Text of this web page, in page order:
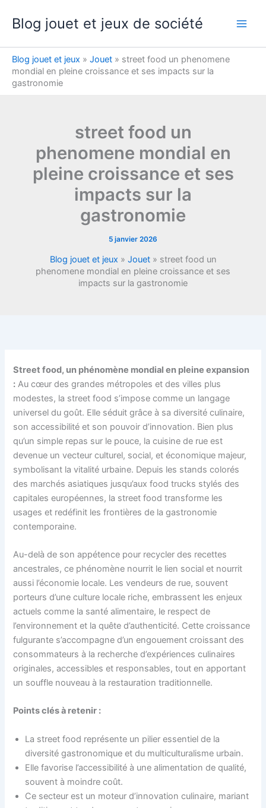
Blog jouet et jeux de société
Blog jouet et jeux » Jouet » street food un phenomene
mondial en pleine croissance et ses impacts sur la
gastronomie
street food un
phenomene mondial en
pleine croissance et ses
impacts sur la
gastronomie
5 janvier 2026
Blog jouet et jeux » Jouet» street food un
phenomene mondial en pleine croissance et ses
impacts sur la gastronomie
Street food, un phénomène mondial en pleine expansion
: Au cœur des grandes métropoles et des villes plus
modestes, la street food s’impose comme un langage
universel du goût. Elle séduit grâce à sa diversité culinaire,
son accessibilité et son pouvoir d’innovation. Bien plus
qu’un simple repas sur le pouce, la cuisine de rue est
devenue un vecteur culturel, social, et économique majeur,
symbolisant la vitalité urbaine. Depuis les stands colorés
des marchés asiatiques jusqu’aux food trucks stylés des
capitales européennes, la street food transforme les
usages et redéfinit les frontières de la gastronomie
contemporaine.
Au-delà de son appétence pour recycler des recettes
ancestrales, ce phénomène nourrit le lien social et nourrit
aussi l’économie locale. Les vendeurs de rue, souvent
porteurs d’une culture locale riche, embrassent les enjeux
actuels comme la santé alimentaire, le respect de
l’environnement et la quête d’authenticité. Cette croissance
fulgurante s’accompagne d’un engouement croissant des
consommateurs à la recherche d’expériences culinaires
originales, accessibles et responsables, tout en apportant
un souffle nouveau à la restauration traditionnelle.
Points clés à retenir :
La street food représente un pilier essentiel de la
diversité gastronomique et du multiculturalisme urbain.
Elle favorise l’accessibilité à une alimentation de qualité,
souvent à moindre coût.
Ce secteur est un moteur d’innovation culinaire, mariant